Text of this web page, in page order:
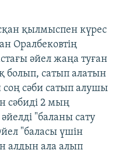
қылмыспен күрес
Оралбековтің
әйел жаңа туған
болып, сатып алатын
соң сәби сатып алушы
сәбиді 2 мың
"баланы сату
"баласы үшін
алдын ала алып